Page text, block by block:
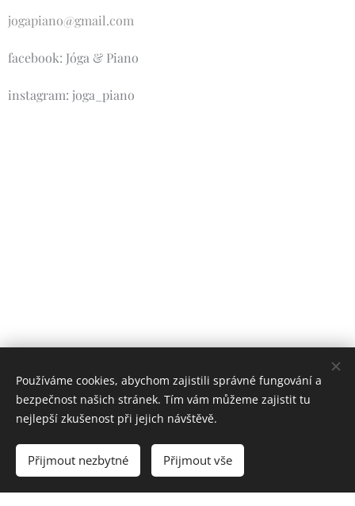
jogapiano@gmail.com
facebook: Jóga & Piano
instagram: joga_piano
Používáme cookies, abychom zajistili správné fungování a
bezpečnost našich stránek. Tím vám můžeme zajistit tu
nejlepší zkušenost při jejich návštěvě.
Přijmout nezbytné Přijmout vše